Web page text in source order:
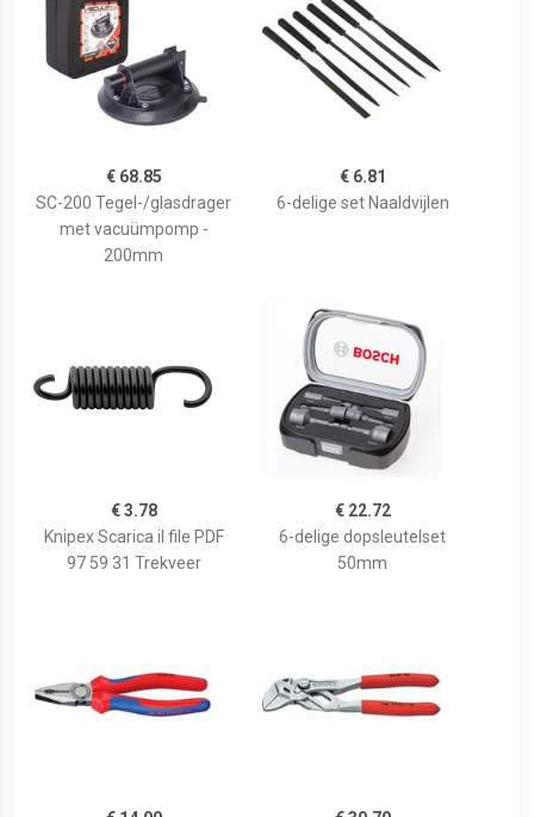
€ 68.85
SC-200 Tegel-/glasdrager
met vacuümpomp -
200mm
€ 6.81
6-delige set Naaldvijlen
€ 3.78
Knipex Scarica il file PDF
97 59 31 Trekveer
€ 22.72
6-delige dopsleutelset
50mm